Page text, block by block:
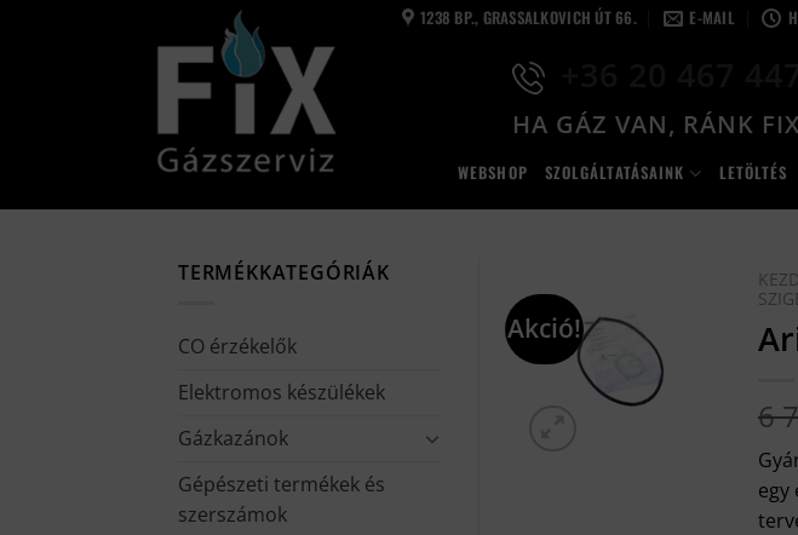
1238 BP., GRASSALKOVICH ÚT 66. E-MAIL
HA GÁZ VAN, RÁNK
WEBSHOP SZOLGÁLTATÁSAINK LETÖLTÉS
TERMÉKKATEGÓRIÁK
CO érzékelők
Elektromos készülékek
Gázkazánok
Gépészeti termékek és
szerszámok
Akció!
6
egy